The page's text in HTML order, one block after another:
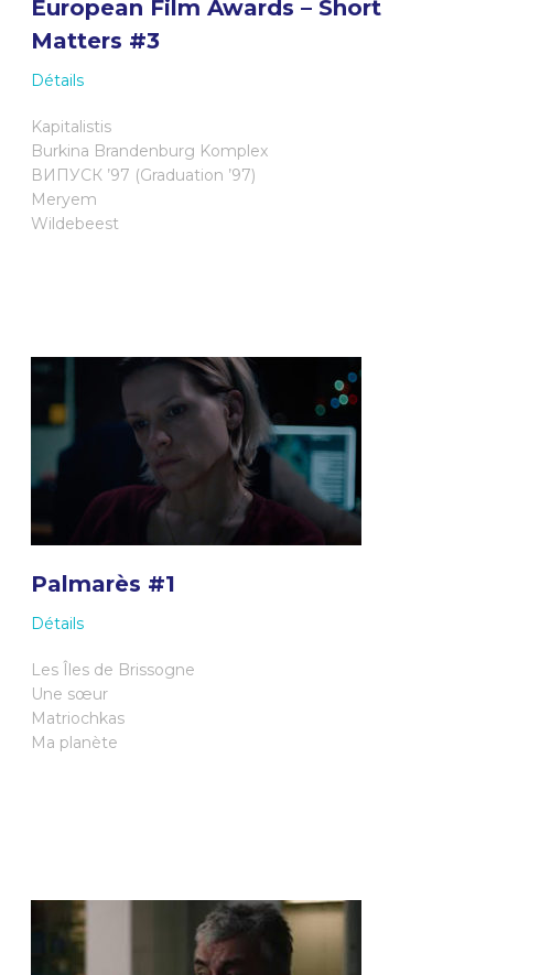
European Film Awards – Short
Matters #3
Détails
Kapitalistis
Burkina Brandenburg Komplex
ВИПУСК ’97 (Graduation ’97)
Meryem
Wildebeest
Palmarès #1
Détails
Les Îles de Brissogne
Une sœur
Matriochkas
Ma planète